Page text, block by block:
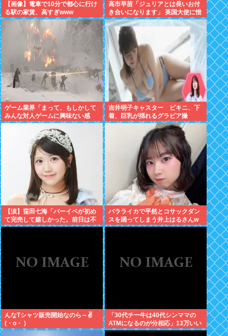
【画像】電車で10分で都心に行け
る駅の家賃、高すぎwww
高市早苗「ジュリアとは長いお付
き合いになります」 英国大使に惜
別のメッセージ
ゲーム業界「まって、もしかして
みんな対人ゲームに興味ない感
じ…？」
吉井明子キャスター ビキニ、下
着、巨乳が揺れるグラビア撮
影！！【GIF動画あり】
【涙】窪田七海「バーイベが初め
て完売して嬉しかった。前日は不
安で朝4時まで泣いてた」
バラライカで平然とコサックダン
スを踊ってしまう井上はるさんw
んなTシャツ販売開始なのら～✌
(・o・ )
「30代チー牛は40代シンママの
ATMになるのが分相応」13万いい
ね ‍♀